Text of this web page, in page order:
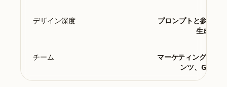
デザイン深度
プロンプトと参考画
生成
チーム
マーケティング、EC
ンツ、Growth